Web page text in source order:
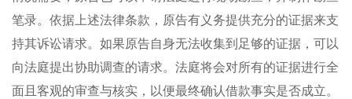
笔录。依据上述法律条款，原告有义务提供充分的证据来支
持其诉讼请求。如果原告自身无法收集到足够的证据，可以
向法庭提出协助调查的请求。法庭将会对所有的证据进行全
面且客观的审查与核实，以便最终确认借款事实是否成立。